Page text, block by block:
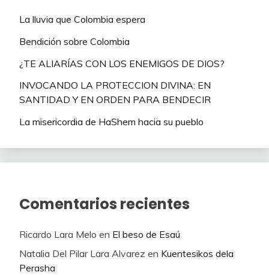
La lluvia que Colombia espera
Bendición sobre Colombia
¿TE ALIARÍAS CON LOS ENEMIGOS DE DIOS?
INVOCANDO LA PROTECCION DIVINA: EN
SANTIDAD Y EN ORDEN PARA BENDECIR
La misericordia de HaShem hacia su pueblo
Comentarios recientes
Ricardo Lara Melo en El beso de Esaú
Natalia Del Pilar Lara Alvarez en Kuentesikos dela
Perasha